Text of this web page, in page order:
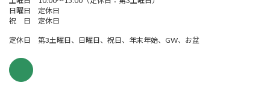
日曜日 定休日
祝 日 定休日
定休日 第3土曜日、日曜日、祝日、年末年始、GW、お盆